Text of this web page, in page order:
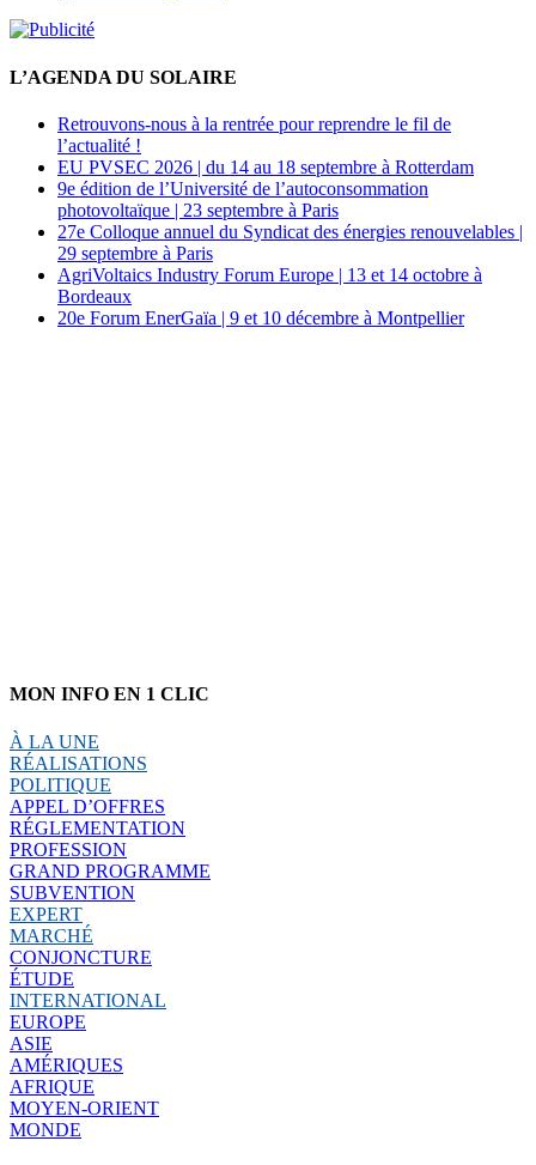
L’AGENDA DU SOLAIRE
Retrouvons-nous à la rentrée pour reprendre le fil de
l’actualité !
EU PVSEC 2026 | du 14 au 18 septembre à Rotterdam
9e édition de l’Université de l’autoconsommation
photovoltaïque | 23 septembre à Paris
27e Colloque annuel du Syndicat des énergies renouvelables |
29 septembre à Paris
AgriVoltaics Industry Forum Europe | 13 et 14 octobre à
Bordeaux
20e Forum EnerGaïa | 9 et 10 décembre à Montpellier
MON INFO EN 1 CLIC
À LA UNE
RÉALISATIONS
POLITIQUE
APPEL D’OFFRES
RÉGLEMENTATION
PROFESSION
GRAND PROGRAMME
SUBVENTION
EXPERT
MARCHÉ
CONJONCTURE
ÉTUDE
INTERNATIONAL
EUROPE
ASIE
AMÉRIQUES
AFRIQUE
MOYEN-ORIENT
MONDE